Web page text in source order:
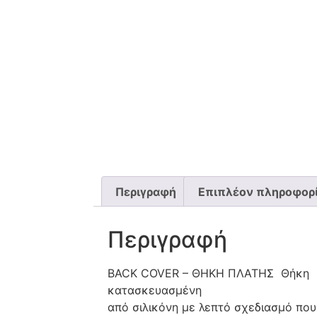
Περιγραφή Επιπλέον
Περιγραφή
BACK COVER – ΘΗΚΗ ΠΛΑΤΗΣ Θήκη
κατασκευασμένη
από σιλικόνη με λεπτό σχεδιασμό που